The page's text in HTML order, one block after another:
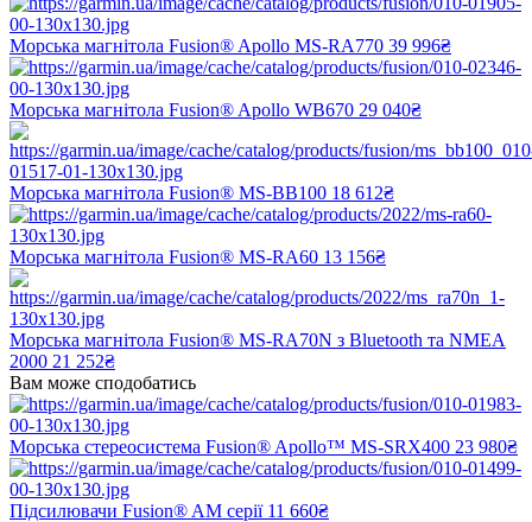
Морська магнітола Fusion® Apollo MS-RA770 39 996₴
Морська магнітола Fusion® Apollo WB670 29 040₴
Морська магнітола Fusion® MS-BB100 18 612₴
Морська магнітола Fusion® MS-RA60 13 156₴
Морська магнітола Fusion® MS-RA70N з Bluetooth та NMEA
2000 21 252₴
Вам може сподобатись
Морська стереосистема Fusion® Apollo™ MS-SRX400 23 980₴
Підсилювачи Fusion® AM серії 11 660₴